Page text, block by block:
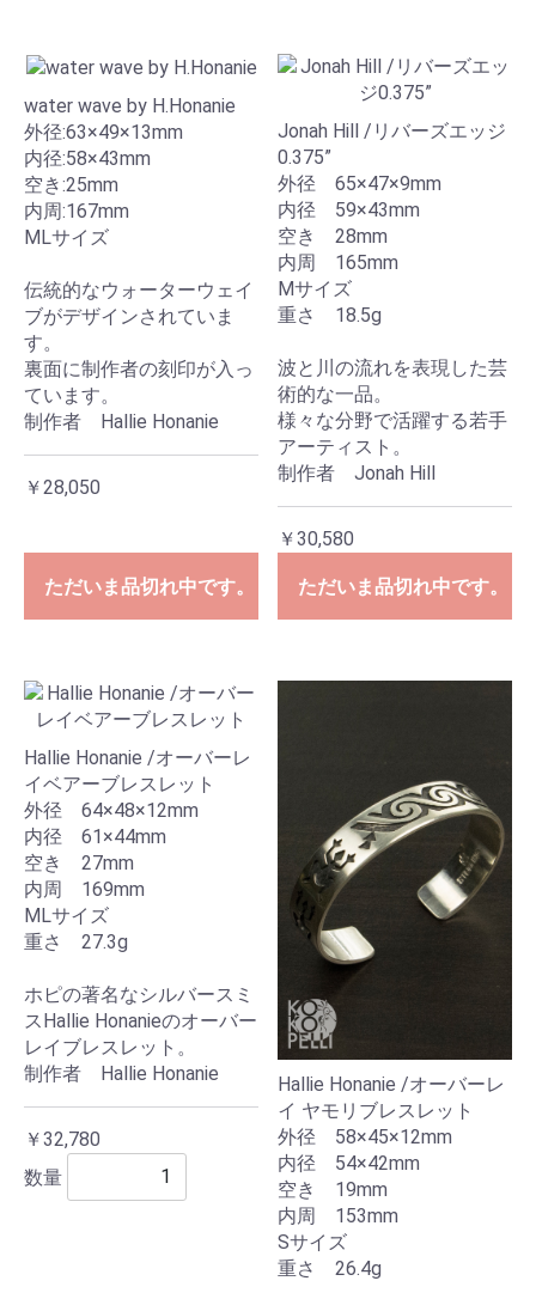
water wave by H.Honanie
外径:63×49×13mm
内径:58×43mm
空き:25mm
内周:167mm
MLサイズ
伝統的なウォーターウェイ
ブがデザインされていま
す。
裏面に制作者の刻印が入っ
ています。
制作者 Hallie Honanie
￥28,050
ただいま品切れ中です。
Jonah Hill /リバーズエッジ
0.375”
外径 65×47×9mm
内径 59×43mm
空き 28mm
内周 165mm
Mサイズ
重さ 18.5g
波と川の流れを表現した芸
術的な一品。
様々な分野で活躍する若手
アーティスト。
制作者 Jonah Hill
￥30,580
ただいま品切れ中です。
Hallie Honanie /オーバーレ
イベアーブレスレット
外径 64×48×12mm
内径 61×44mm
空き 27mm
内周 169mm
MLサイズ
重さ 27.3g
ホピの著名なシルバースミ
スHallie Honanieのオーバー
レイブレスレット。
制作者 Hallie Honanie
￥32,780
数量
Hallie Honanie /オーバーレ
イ ヤモリブレスレット
外径 58×45×12mm
内径 54×42mm
空き 19mm
内周 153mm
Sサイズ
重さ 26.4g